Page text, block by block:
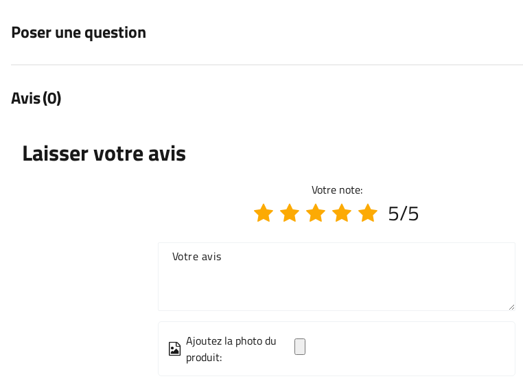
Poser une question
Avis(0)
Laisser votre avis
Votre note:
5/5
Votre avis
Ajoutez la photo du
produit: